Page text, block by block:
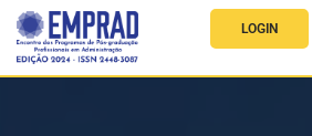
LOGIN